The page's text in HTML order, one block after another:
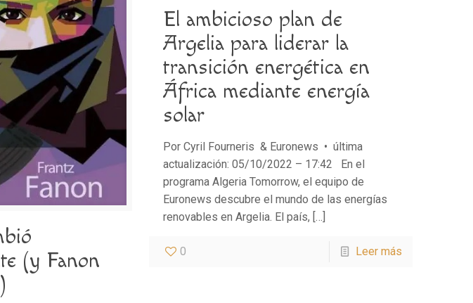
(y Fanon
El ambicioso plan de
Argelia para liderar la
transición energética en
África mediante energía
solar
Por Cyril Fourneris & Euronews • última
actualización: 05/10/2022 – 17:42 En el
programa Algeria Tomorrow, el equipo de
Euronews descubre el mundo de las energías
renovables en Argelia. El país, […]
0 Leer más